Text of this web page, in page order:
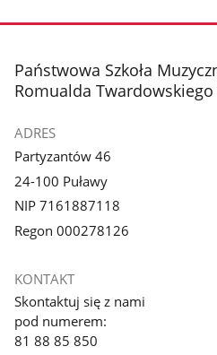
stopka
Państwowa Szkoła
Romualda Twardowskiego
ADRES
Partyzantów 46
24-100 Puławy
NIP 7161887118
Regon 000278126
KONTAKT
Skontaktuj się z nami
pod numerem:
81 88 85 850